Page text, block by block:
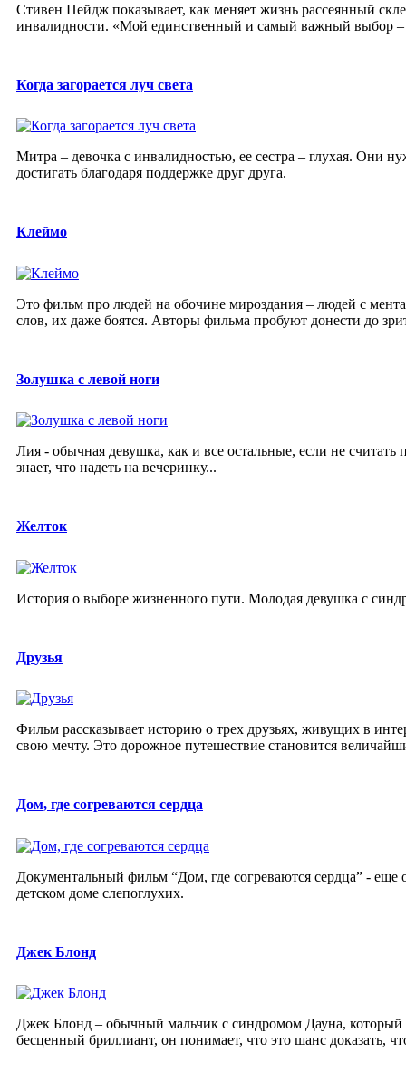
Стивен Пейдж показывает, как меняет жизнь рассеянный
инвалидности. «Мой единственный и самый важный выбор –
Когда загорается луч света
Митра – девочка с инвалидностью, ее сестра – глухая. Они
достигать благодаря поддержке друг друга.
Клеймо
Это фильм про людей на обочине мироздания – людей с
слов, их даже боятся. Авторы фильма пробуют донести до
Золушка с левой ноги
Лия - обычная девушка, как и все остальные, если не
знает, что надеть на вечеринку...
Желток
История о выборе жизненного пути. Молодая девушка с
Друзья
Фильм рассказывает историю о трех друзьях, живущих в
свою мечту. Это дорожное путешествие становится
Дом, где согреваются сердца
Документальный фильм “Дом, где согреваются сердца” -
детском доме слепоглухих.
Джек Блонд
Джек Блонд – обычный мальчик с синдромом Дауна, который
бесценный бриллиант, он понимает, что это шанс доказать,